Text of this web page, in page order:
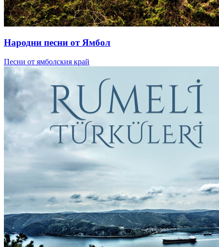
Народни песни от Ямбол
Песни от ямболския край